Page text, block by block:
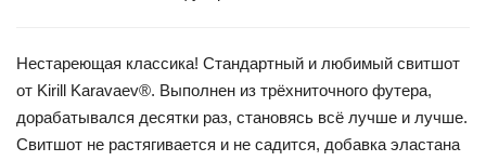
Нестареющая классика! Стандартный и любимый свитшот
от Kirill Karavaev®. Выполнен из трёхниточного футера,
дорабатывался десятки раз, становясь всё лучше и лучше.
Свитшот не растягивается и не садится, добавка эластана